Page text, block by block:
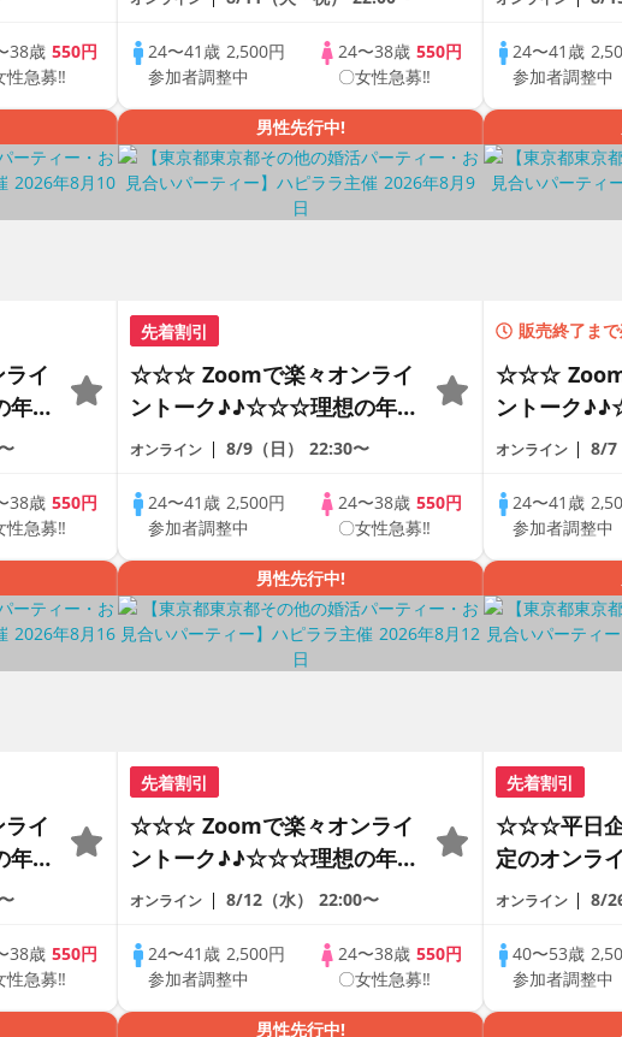
国
り♪♪
38歳 550円
性急募‼
アルなオンライン婚活☆全国
の方が対象☆司会進行あり♪♪
24〜41歳 2,500円
参加者調整中
24〜38歳550円
〇女性急募‼
アルなオン
の方が対
24〜41歳
参加者調整中
イ
の
国
り♪♪
38歳 550円
性急募‼
男性先行中!
先着割引
☆☆☆ Zoomで楽々オンライ
ントーク♪♪☆☆☆理想の年の
差♪♪ そろそろ・・・素敵な
アルなオンライン婚活☆全国
の方が対象☆司会進行あり♪♪
オンライン 8/9（日） 22:30〜
24〜41歳 2,500円
参加者調整中
24〜38歳550円
〇女性急募‼
販売終了まで
☆☆☆ Zoom
ントーク
差♪♪ そろそ
アルなオン
の方が対
オンライン 8/7
24〜41歳
参加者調整中
イ
の
国
り♪♪
38歳 550円
性急募‼
男性先行中!
先着割引
☆☆☆ Zoomで楽々オンライ
ントーク♪♪☆☆☆理想の年の
差♪♪ そろそろ・・・素敵な
アルなオンライン婚活☆全国
の方が対象☆司会進行あり♪♪
オンライン 8/12（水） 22:00〜
24〜41歳 2,500円
参加者調整中
24〜38歳550円
〇女性急募‼
先着割引
☆☆☆平日企
定のオンラ
ートの出会
の方が対象
♪♪ THE
PARTY!!
オンライン 8/
40〜53歳
参加者調整中
男性先行中!